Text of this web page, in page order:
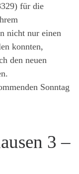
für die
nicht nur einen
konnten,
den neuen
Sonntag
3 –